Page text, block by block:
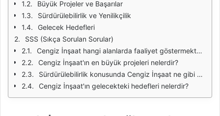
Büyük Projeler ve Başarılar
Sürdürülebilirlik ve Yenilikçilik
Gelecek Hedefleri
SSS (Sıkça Sorulan Sorular)
Cengiz İnşaat hangi alanlarda faaliyet göstermektedir?
Cengiz İnşaat'ın en büyük projeleri nelerdir?
Sürdürülebilirlik konusunda Cengiz İnşaat ne gibi önlemler almaktadır?
Cengiz İnşaat'ın gelecekteki hedefleri nelerdir?